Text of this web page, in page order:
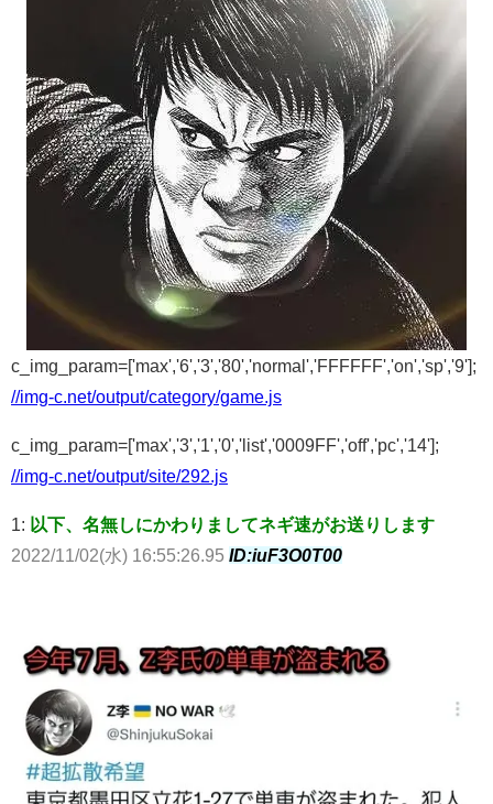
c_img_param=['max','6','3','80','normal','FFFFFF','on','sp','9'];
//img-c.net/output/category/game.js
c_img_param=['max','3','1','0','list','0009FF','off','pc','14'];
//img-c.net/output/site/292.js
1: 以下、名無しにかわりましてネギ速がお送りします
2022/11/02(水) 16:55:26.95 ID:iuF3O0T00